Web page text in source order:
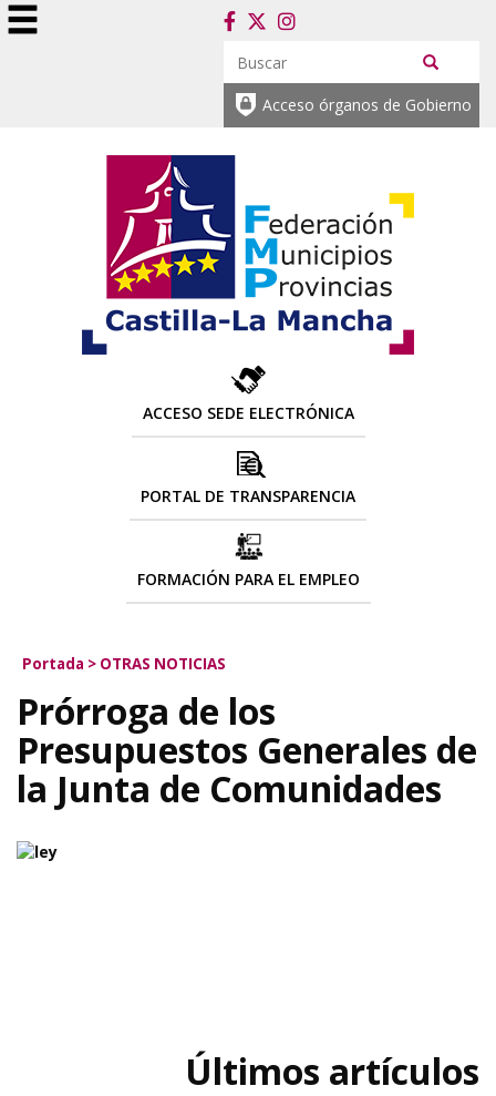
Acceso órganos de Gobierno
ACCESO SEDE ELECTRÓNICA
PORTAL DE TRANSPARENCIA
FORMACIÓN PARA EL EMPLEO
Portada > OTRAS NOTICIAS
Prórroga de los
Presupuestos Generales de
la Junta de Comunidades
Últimos artículos